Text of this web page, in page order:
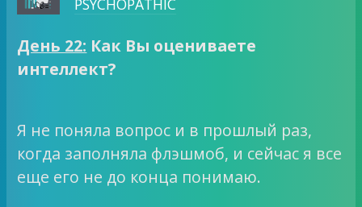
PSYCHOPATHIC
День 22: Как Вы оцениваете
интеллект?
Я не поняла вопрос и в прошлый раз,
когда заполняла флэшмоб, и сейчас я все
еще его не до конца понимаю.